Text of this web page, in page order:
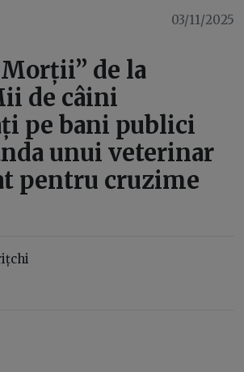
03/11/2025
de la
de câini
pe bani publici
unui veterinar
pentru cruzime